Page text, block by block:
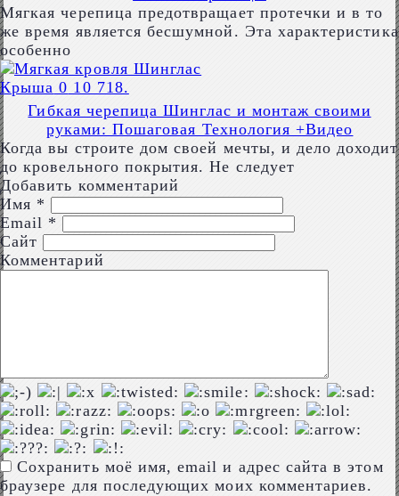
Мягкая черепица предотвращает протечки и в то
же время является бесшумной. Эта характеристика
особенно
Крыша 0 10 718.
Гибкая черепица Шинглас и монтаж своими
руками: Пошаговая Технология +Видео
Когда вы строите дом своей мечты, и дело доходит
до кровельного покрытия. Не следует
Добавить комментарий
Имя *
Email *
Сайт
Комментарий
Сохранить моё имя, email и адрес сайта в этом
браузере для последующих моих комментариев.